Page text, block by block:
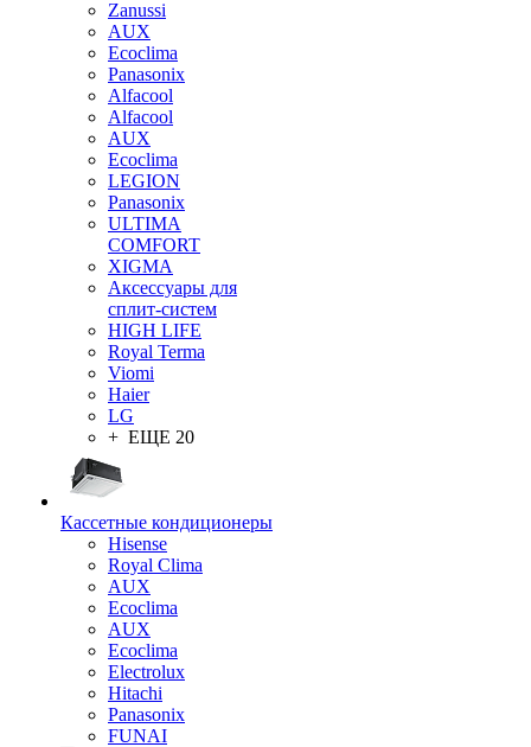
Zanussi
AUX
Ecoclima
Panasonix
Alfacool
Alfacool
AUX
Ecoclima
LEGION
Panasonix
ULTIMA
COMFORT
XIGMA
Аксессуары для
сплит-систем
HIGH LIFE
Royal Terma
Viomi
Haier
LG
+ ЕЩЕ 20
Кассетные кондиционеры
Hisense
Royal Clima
AUX
Ecoclima
AUX
Ecoclima
Electrolux
Hitachi
Panasonix
FUNAI